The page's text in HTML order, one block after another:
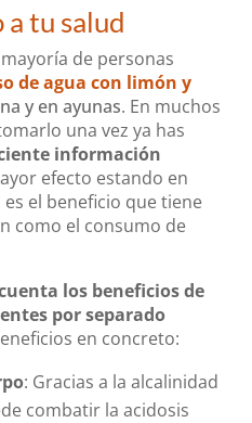
tu salud
de personas
de agua con limón y
y en ayunas. En muchos
una vez ya has
información
efecto estando en
es el beneficio que tiene
como el consumo de
los beneficios de
por separado
en concreto:
: Gracias a la alcalinidad
combatir la acidosis